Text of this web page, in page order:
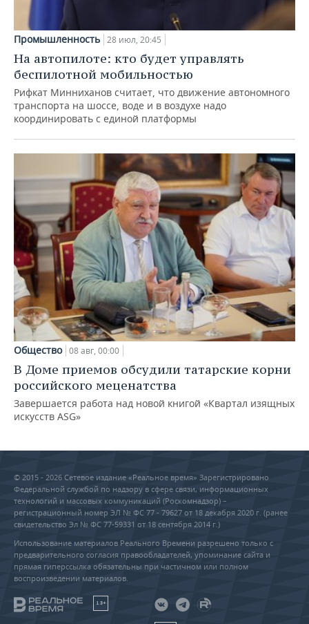
Промышленность 28 июл, 20:45
На автопилоте: кто будет управлять
беспилотной мобильностью
Рифкат Минниханов считает, что движение автономного
транспорта на шоссе, воде и в воздухе надо
координировать с единой платформы
Общество 08 авг, 00:00
В Доме приемов обсудили татарские корни
российского меценатства
Завершается работа над новой книгой «Квартал изящных
искусств ASG»
© 2015 - 2026 Сетевое издание «Реальное время» Зарегистрировано
Федеральной службой по надзору в сфере связи, информационных
технологий и массовых коммуникаций (Роскомнадзор) –
регистрационный номер ЭЛ № ФС 77 - 79627 от 18 декабря 2020 г. (ранее
свидетельство Эл № ФС 77-59331 от 18 сентября 2014 г.)
Использование материалов Реального Времени разрешено только с
предварительного согласия правообладателей, упоминание сайта и
прямая гиперссылка обязательны при частичном или полном
воспроизведении материалов.
18+